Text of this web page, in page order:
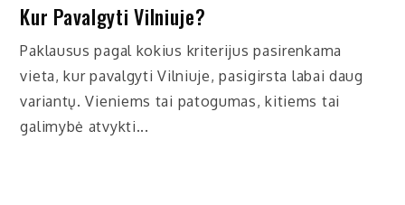
Kur Pavalgyti Vilniuje?
Paklausus pagal kokius kriterijus pasirenkama
vieta, kur pavalgyti Vilniuje, pasigirsta labai daug
variantų. Vieniems tai patogumas, kitiems tai
galimybė atvykti...